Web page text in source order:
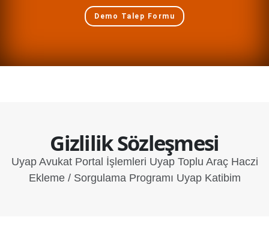
Demo Talep Formu
Gizlilik Sözleşmesi
Uyap Avukat Portal İşlemleri Uyap Toplu Araç Haczi
Ekleme / Sorgulama Programı Uyap Katibim